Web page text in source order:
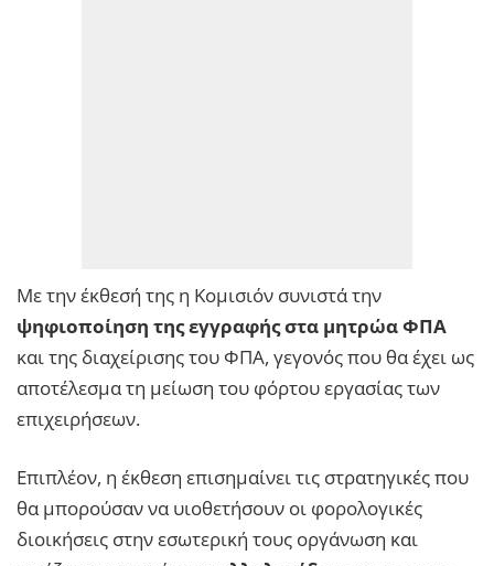
Με την έκθεσή της η Κομισιόν συνιστά την
ψηφιοποίηση της εγγραφής στα μητρώα ΦΠΑ
και της διαχείρισης του ΦΠΑ, γεγονός που θα έχει ως
αποτέλεσμα τη μείωση του φόρτου εργασίας των
επιχειρήσεων.
Επιπλέον, η έκθεση επισημαίνει τις στρατηγικές που
θα μπορούσαν να υιοθετήσουν οι φορολογικές
διοικήσεις στην εσωτερική τους οργάνωση και